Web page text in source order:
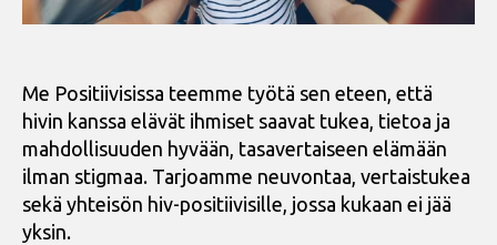
Me Positiivisissa teemme työtä sen eteen, että
hivin kanssa elävät ihmiset saavat tukea, tietoa ja
mahdollisuuden hyvään, tasavertaiseen elämään
ilman stigmaa. Tarjoamme neuvontaa, vertaistukea
sekä yhteisön hiv-positiivisille, jossa kukaan ei jää
yksin.